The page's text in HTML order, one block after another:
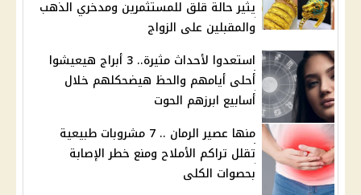
يثير حالة قلق للمستثمرين ومدخري الذهب
والمقبلين على الزواج
استعدوا لأحداث مثيرة.. 3 أبراج هيعيشوا
أحلى أيامهم والحظ هيضحكلهم خلال
أسابيع ابرزهم الحوت
منها عصير الرمان .. 7 مشروبات طبيعية
تقلل تراكم الأملاح ومنع خطر الإصابة
بحصوات الكلى